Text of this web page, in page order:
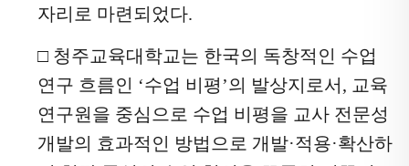
자리로 마련되었다.
□ 청주교육대학교는 한국의 독창적인 수업
연구 흐름인 ‘수업 비평’의 발상지로서, 교육
연구원을 중심으로 수업 비평을 교사 전문성
개발의 효과적인 방법으로 개발·적용·확산하